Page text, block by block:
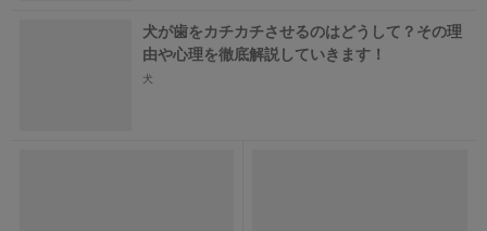
犬が歯をカチカチさせるのはどうして？その理
由や心理を徹底解説していきます！
犬